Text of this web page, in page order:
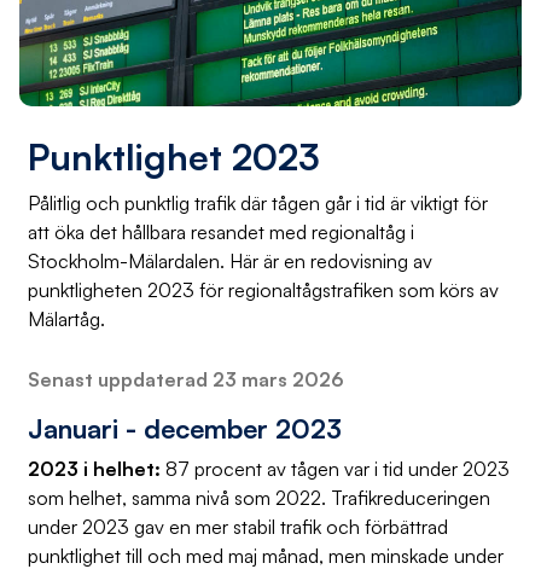
Punktlighet 2023
Pålitlig och punktlig trafik där tågen går i tid är viktigt för
att öka det hållbara resandet med regionaltåg i
Stockholm-Mälardalen. Här är en redovisning av
punktligheten 2023 för regionaltågstrafiken som körs av
Mälartåg.
Senast uppdaterad 23 mars 2026
Januari - december 2023
2023 i helhet: 87 procent av tågen var i tid under 2023
som helhet, samma nivå som 2022. Trafikreduceringen
under 2023 gav en mer stabil trafik och förbättrad
punktlighet till och med maj månad, men minskade under